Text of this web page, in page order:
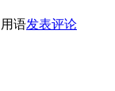
语发表评论